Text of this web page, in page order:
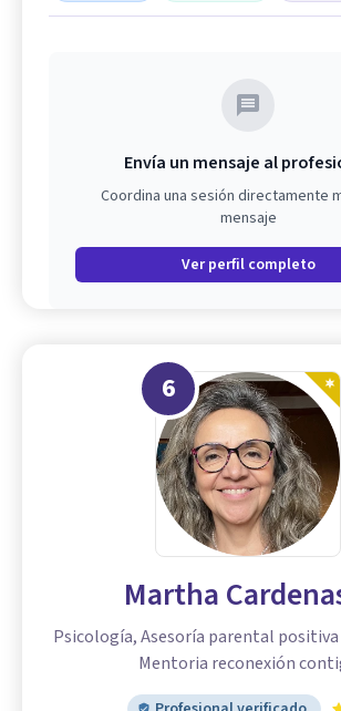
Envía un mensaje al
Coordina una sesión directamente
mensaje
Ver perfil completo
6
Martha
Psicología, Asesoría parental
Mentoria reconexión